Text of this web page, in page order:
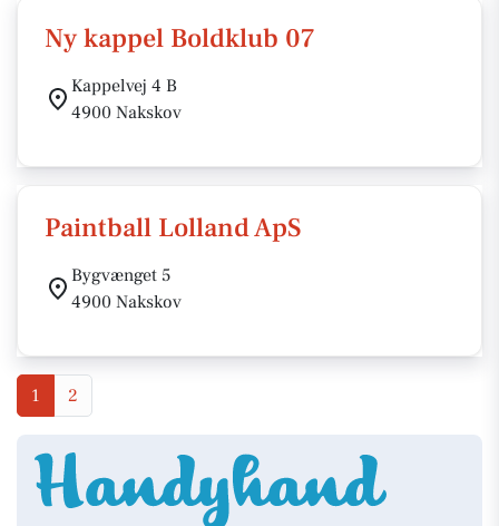
Ny kappel Boldklub 07
Kappelvej 4 B
4900 Nakskov
Paintball Lolland ApS
Bygvænget 5
4900 Nakskov
1 2